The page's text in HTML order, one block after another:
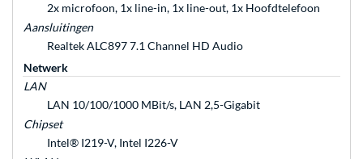
2x microfoon, 1x line-in, 1x line-out, 1x Hoofdtelefoon
Aansluitingen
Realtek ALC897 7.1 Channel HD Audio
Netwerk
LAN
LAN 10/100/1000 MBit/s, LAN 2,5-Gigabit
Chipset
Intel® I219-V, Intel I226-V